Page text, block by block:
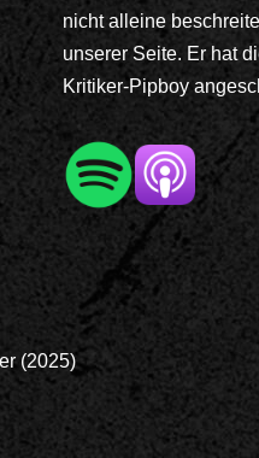
nicht alleine
unserer Seite. Er hat
Kritiker-Pipboy
(2025)